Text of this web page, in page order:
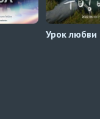
Урок любви